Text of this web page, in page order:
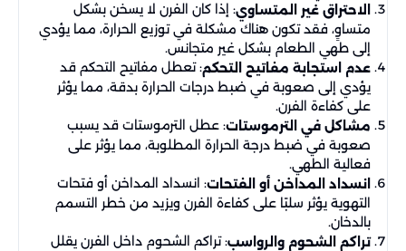
الاحتراق غير المتساوي: إذا كان الفرن لا يسخن بشكل
متساوٍ، فقد تكون هناك مشكلة في توزيع الحرارة، مما يؤدي
إلى طهي الطعام بشكل غير متجانس.
عدم استجابة مفاتيح التحكم: تعطل مفاتيح التحكم قد
يؤدي إلى صعوبة في ضبط درجات الحرارة بدقة، مما يؤثر
على كفاءة الفرن.
مشاكل في الترموستات: عطل الترموستات قد يسبب
صعوبة في ضبط درجة الحرارة المطلوبة، مما يؤثر على
فعالية الطهي.
انسداد المداخن أو الفتحات: انسداد المداخن أو فتحات
التهوية يؤثر سلبًا على كفاءة الفرن ويزيد من خطر التسمم
بالدخان.
تراكم الشحوم والرواسب: تراكم الشحوم داخل الفرن يقلل